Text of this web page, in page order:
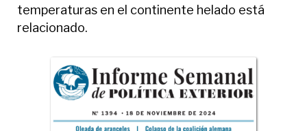
temperaturas en el continente helado está
relacionado.